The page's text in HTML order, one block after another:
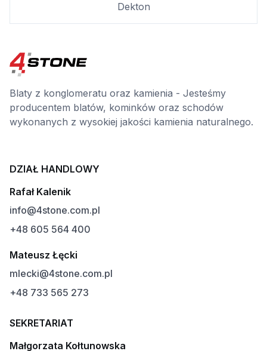
Dekton
Blaty z konglomeratu oraz kamienia - Jesteśmy
producentem blatów, kominków oraz schodów
wykonanych z wysokiej jakości kamienia naturalnego.
DZIAŁ HANDLOWY
Rafał Kalenik
info@4stone.com.pl
+48 605 564 400
Mateusz Łęcki
mlecki@4stone.com.pl
+48 733 565 273
SEKRETARIAT
Małgorzata Kołtunowska